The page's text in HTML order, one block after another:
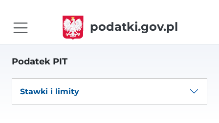
podatki.gov.pl
Podatek PIT
Stawki i limity